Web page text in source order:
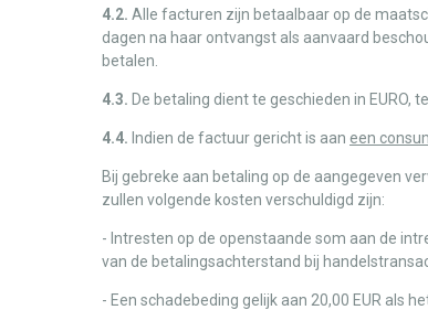
4.2. Alle facturen zijn betaalbaar op de
dagen na haar ontvangst als aanvaard
betalen.
4.3. De betaling dient te geschieden in
4.4. Indien de factuur gericht is aan een
Bij gebreke aan betaling op de aangegeven
zullen volgende kosten verschuldigd zijn:
- Intresten op de openstaande som aan de
van de betalingsachterstand bij
- Een schadebeding gelijk aan 20,00 EUR als